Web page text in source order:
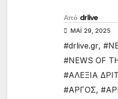
Από drlive
ΜΆΙ 29, 2025
#drlive.gr,
#NEWS OF
#ΑΛΕΞΙΑ
#ΑΡΓΟΣ,